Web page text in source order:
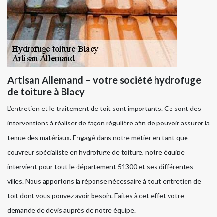
Artisan Allemand – votre société hydrofuge
de toiture à Blacy
L’entretien et le traitement de toit sont importants. Ce sont des
interventions à réaliser de façon régulière afin de pouvoir assurer la
tenue des matériaux. Engagé dans notre métier en tant que
couvreur spécialiste en hydrofuge de toiture, notre équipe
intervient pour tout le département 51300 et ses différentes
villes. Nous apportons la réponse nécessaire à tout entretien de
toit dont vous pouvez avoir besoin. Faites à cet effet votre
demande de devis auprès de notre équipe.